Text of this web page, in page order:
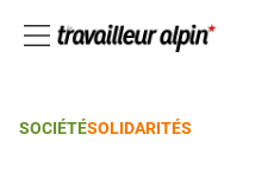
SOCIÉTÉSOLIDARITÉS